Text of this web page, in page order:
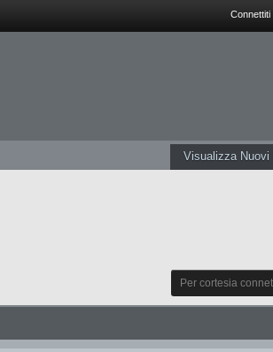
Connettiti
Visualizza Nuovi
Per cortesia